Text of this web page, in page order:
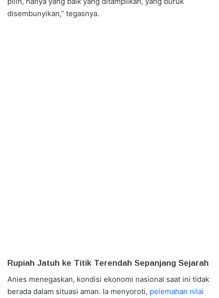
disembunyikan,” tegasnya.
Rupiah Jatuh ke Titik Terendah Sepanjang Sejarah
Anies menegaskan, kondisi ekonomi nasional saat ini tidak
berada dalam situasi aman. Ia menyoroti, pelemahan nilai